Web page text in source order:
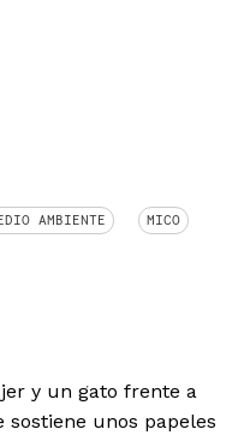
AMBIENTE MICO
y un gato frente a
unos papeles